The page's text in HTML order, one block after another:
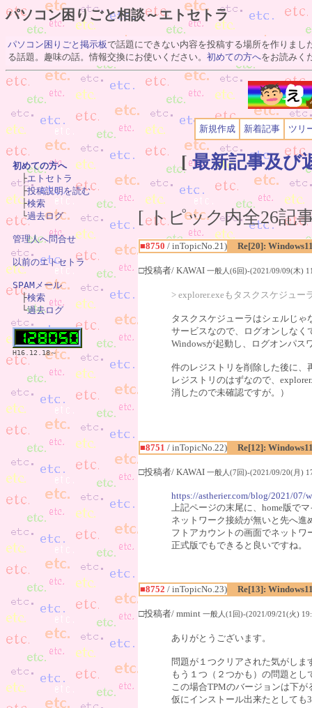
パソコン困りごと相談～エトセトラ
パソコン困りごと掲示板で話題にできない内容を投稿する場所を作りまし
る話題。趣味の話。情報交換にお使いください。 初めての方へをお読みく
新規作成 新着記事 ツリ
[最新記事及び
[ トピック内全26
■8750 / inTopicNo.21) Re[20]:
□投稿者/ KAWAI 一般人(6回)-(2021/09/09(木)
> explorer.exeもタスクスケジュ
タスクスケジューラはシェルじゃ
サービスなので、ログオンしなく
Windowsが起動し、ログオンパス
件のレジストリを削除した後に、
レジストリのはずなので、
消したので未確認ですが。）
■8751 / inTopicNo.22) Re[12]:
□投稿者/ KAWAI 一般人(7回)-(2021/09/20(月)
https://astherier.com/blog/2021/07/
上記ページの末尾に、home版で
ネットワーク接続が無いと先へ
フトアカウントの画面でネット
正式版でもできると良いですね。
■8752 / inTopicNo.23) Re[13]:
□投稿者/ mmint 一般人(1回)-(2021/09/21(火)
ありがとうございます。
問題が１つクリアされた気がしま
もう１つ（２つかも）の問題とし
この場合TPMのバージョンは下
仮にインストール出来たとして
初めての方へ
├エトセトラ
├投稿説明を読む
├検索
└過去ログ
管理人へ問合せ
以前のエトセトラ
SPAMメール
├検索
└過去ログ
H16.12.18～